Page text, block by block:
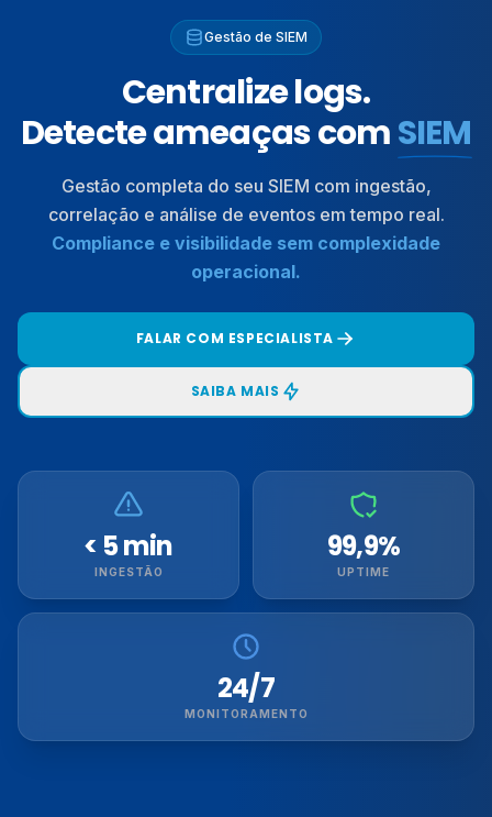
Gestão de SIEM
Centralize logs.
Detecte ameaças comSIEM
Gestão completa do seu SIEM com ingestão,
correlação e análise de eventos em tempo real.
Compliance e visibilidade sem complexidade
operacional.
FALAR COM ESPECIALISTA
SAIBA MAIS
< 5 min
INGESTÃO
99,9%
UPTIME
24/7
MONITORAMENTO